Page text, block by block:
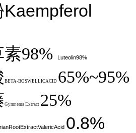
Kaempferol
素98% Luteolin98%
BETA-BOSWELLICACID 65%~95%
Gymnema Extract 25%
0.8%